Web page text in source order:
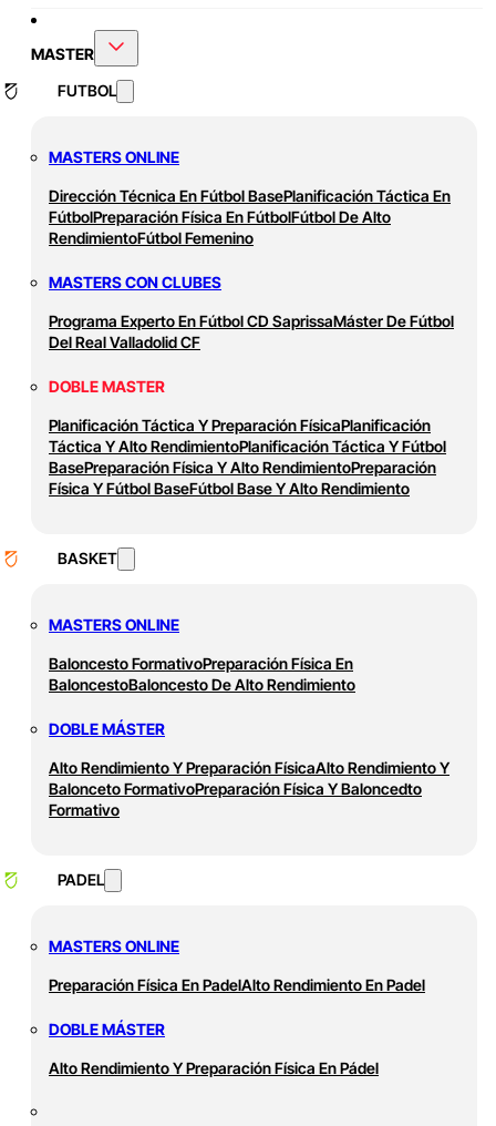
MASTER
FUTBOL
MASTERS ONLINE
Dirección Técnica En Fútbol BasePlanificación Táctica En
FútbolPreparación Física En FútbolFútbol De Alto
RendimientoFútbol Femenino
MASTERS CON CLUBES
Programa Experto En Fútbol CD SaprissaMáster De Fútbol
Del Real Valladolid CF
DOBLE MASTER
Planificación Táctica Y Preparación FísicaPlanificación
Táctica Y Alto RendimientoPlanificación Táctica Y Fútbol
BasePreparación Física Y Alto RendimientoPreparación
Física Y Fútbol BaseFútbol Base Y Alto Rendimiento
BASKET
MASTERS ONLINE
Baloncesto FormativoPreparación Física En
BaloncestoBaloncesto De Alto Rendimiento
DOBLE MÁSTER
Alto Rendimiento Y Preparación FísicaAlto Rendimiento Y
Balonceto FormativoPreparación Física Y Baloncedto
Formativo
PADEL
MASTERS ONLINE
Preparación Física En PadelAlto Rendimiento En Padel
DOBLE MÁSTER
Alto Rendimiento Y Preparación Física En Pádel